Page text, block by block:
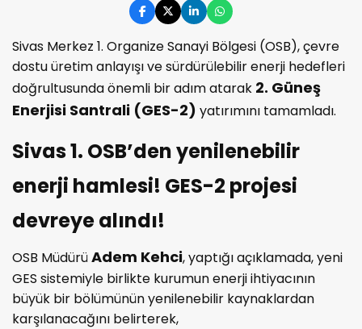
Sivas Merkez 1. Organize Sanayi Bölgesi (OSB), çevre
dostu üretim anlayışı ve sürdürülebilir enerji hedefleri
doğrultusunda önemli bir adım atarak 2. Güneş
Enerjisi Santrali (GES-2) yatırımını tamamladı.
Sivas 1. OSB’den yenilenebilir
enerji hamlesi! GES-2 projesi
devreye alındı!
OSB MüdürüAdem Kehci, yaptığı açıklamada, yeni
GES sistemiyle birlikte kurumun enerji ihtiyacının
büyük bir bölümünün yenilenebilir kaynaklardan
karşılanacağını belirterek,